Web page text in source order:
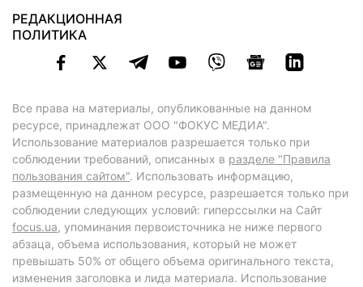
РЕДАКЦИОННАЯ
ПОЛИТИКА
Все права на материалы, опубликованные на данном
ресурсе, принадлежат ООО "ФОКУС МЕДИА".
Использование материалов разрешается только при
соблюдении требований, описанных в разделе "Правила
пользования сайтом". Использовать информацию,
размещенную на данном ресурсе, разрешается только при
соблюдении следующих условий: гиперссылки на Сайт
focus.ua, упоминания первоисточника не ниже первого
абзаца, объема использования, который не может
превышать 50% от общего объема оригинального текста,
изменения заголовка и лида материала. Использование